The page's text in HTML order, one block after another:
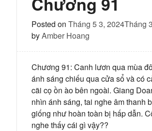
Posted on Tháng 5 3, 2024Tháng
byAmber Hoang
Chương 91: Canh lươn qua mùa
ánh sáng chiếu qua cửa sổ và có
cãi cọ ồn ào bên ngoài. Giang
nhìn ánh sáng, tai nghe âm thanh
giống như hoàn toàn bị hấp dẫn.
nghe thấy cái gì vậy??